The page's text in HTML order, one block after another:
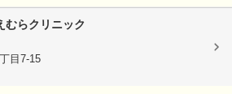
むらクリニック
目7-15